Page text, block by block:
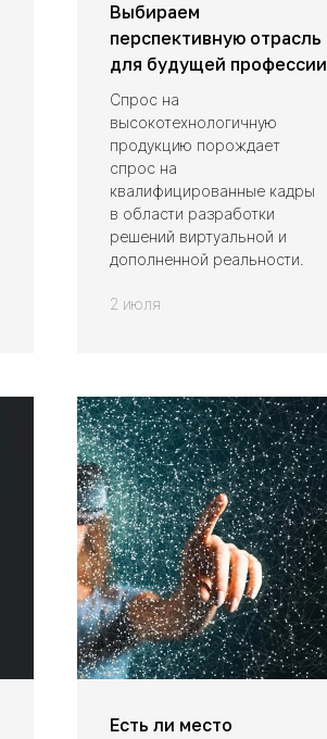
Выбираем
перспективную отрасль
для будущей профессии
Спрос на
высокотехнологичную
продукцию порождает
спрос на
квалифицированные кадры
в области разработки
решений виртуальной и
дополненной реальности.
2 июля
Есть ли место